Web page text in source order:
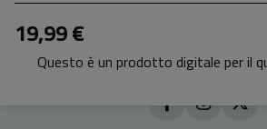
19,99 €
Questo è un prodotto digitale per il